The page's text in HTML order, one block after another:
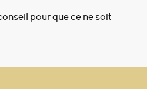
pour que ce ne soit